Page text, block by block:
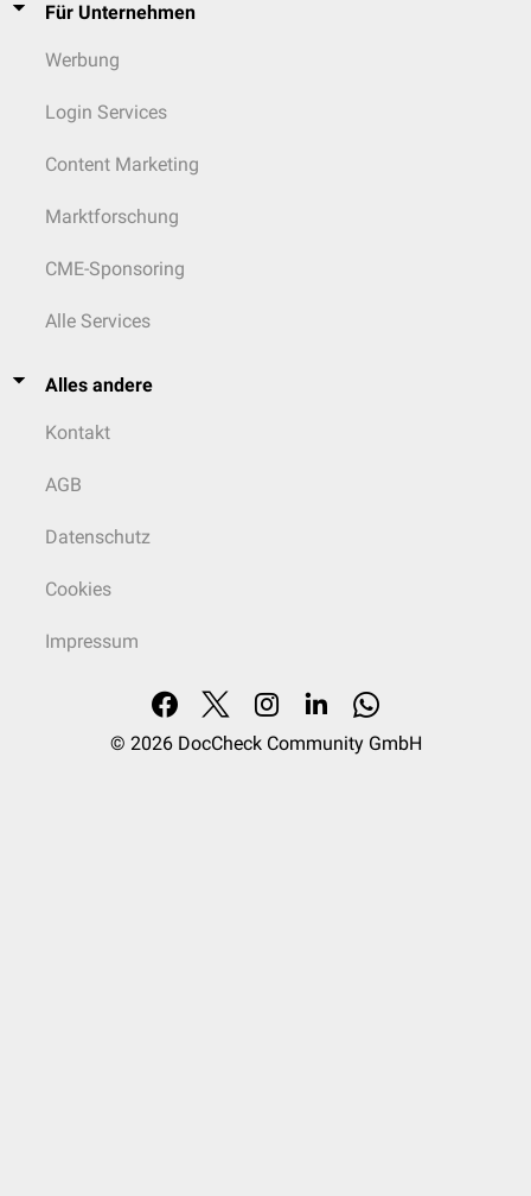
Für Unternehmen
Werbung
Login Services
Content Marketing
Marktforschung
CME-Sponsoring
Alle Services
Alles andere
Kontakt
AGB
Datenschutz
Cookies
Impressum
© 2026 DocCheck Community GmbH